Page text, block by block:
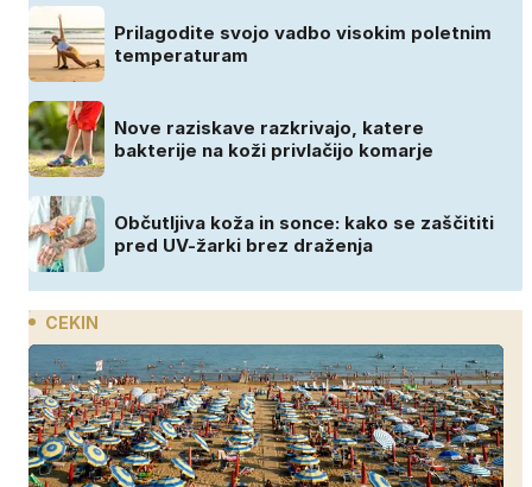
Prilagodite svojo vadbo visokim poletnim
temperaturam
Nove raziskave razkrivajo, katere
bakterije na koži privlačijo komarje
Občutljiva koža in sonce: kako se zaščititi
pred UV-žarki brez draženja
CEKIN